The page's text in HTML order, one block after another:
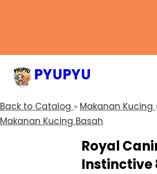
PYUPYU
Back to Catalog
Makanan Kucing
Makanan Kucing Basah
Royal
Instinctive